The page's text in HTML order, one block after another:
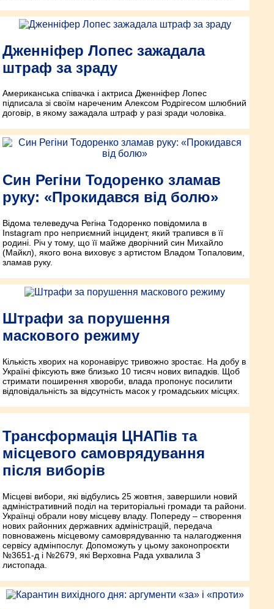
Дженніфер Лопес зажадала
штраф за зраду
Американська співачка і актриса Дженніфер Лопес
підписала зі своїм нареченим Алексом Родрігесом шлюбний
договір, в якому зажадала штраф у разі зради чоловіка.
Син Регіни Тодоренко зламав
руку: «Прокидався від болю»
Відома телеведуча Регіна Тодоренко повідомила в
Instagram про неприємний інцидент, який трапився в її
родині. Річ у тому, що її майже дворічний син Михайло
(Майкл), якого вона виховує з артистом Владом Топаловим,
зламав руку.
Штрафи за порушення
маскового режиму
Кількість хворих на коронавірус тривожно зростає. На добу в
Україні фіксують вже близько 10 тисяч нових випадків. Щоб
стримати поширення хвороби, влада пропонує посилити
відповідальність за відсутність масок у громадських місцях.
Трансформація ЦНАПів та
місцевого самоврядування
після виборів
Місцеві вибори, які відбулись 25 жовтня, завершили новий
адміністративний поділ на територіальні громади та райони.
Українці обрали нову місцеву владу. Попереду – створення
нових районних державних адміністрацій, передача
повноважень місцевому самоврядуванню та налагодження
сервісу адмінпослуг. Допоможуть у цьому законопроєкти
№3651-д і №2679, які Верховна Рада ухвалила 3
листопада.